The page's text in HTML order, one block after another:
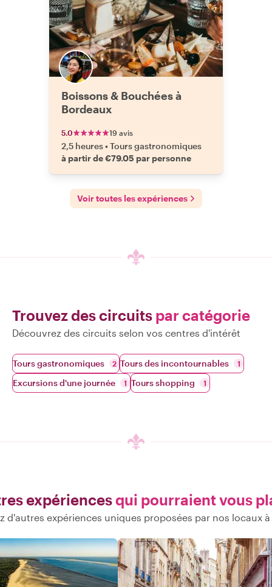
Boissons & Bouchées à
Bordeaux
5.0 19 avis
2,5 heures•Tours gastronomiques
à partir de €79.05 par personne
Voir toutes les expériences
Trouvez des circuits par catégorie
Découvrez des circuits selon vos centres d'intérêt
Tours gastronomiques 2 Tours des incontournables 1
Excursions d'une journée 1 Tours shopping 1
expériencesqui pourraient vous
d'autres expériences uniques proposées par nos locaux